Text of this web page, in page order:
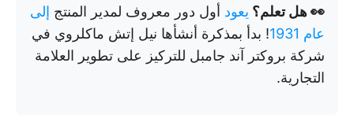
👀 هل تعلم؟ يعود أول دور معروف لمدير المنتج إلى
عام 1931
! بدأ بمذكرة أنشأها نيل إتش ماكلروي في
شركة بروكتر آند جامبل للتركيز على تطوير العلامة
التجارية.